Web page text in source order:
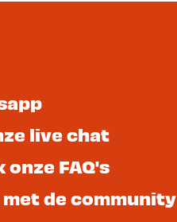
live chat
onze FAQ's
de community